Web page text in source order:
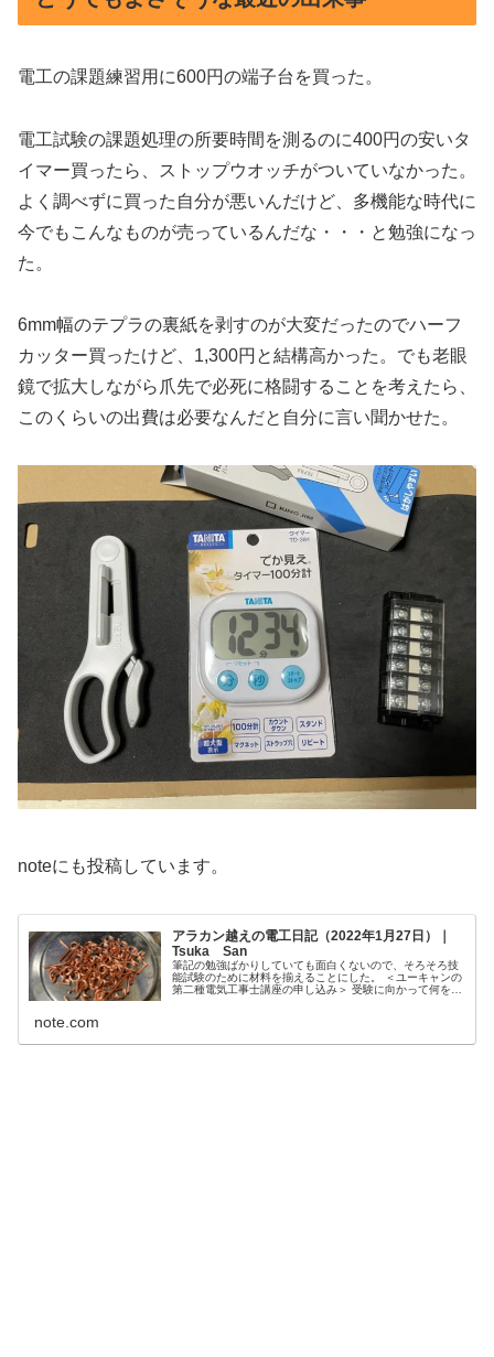
電工の課題練習用に600円の端子台を買った。
電工試験の課題処理の所要時間を測るのに400円の安いタ
イマー買ったら、ストップウオッチがついていなかった。
よく調べずに買った自分が悪いんだけど、多機能な時代に
今でもこんなものが売っているんだな・・・と勉強になっ
た。
6mm幅のテプラの裏紙を剥すのが大変だったのでハーフ
カッター買ったけど、1,300円と結構高かった。でも老眼
鏡で拡大しながら爪先で必死に格闘することを考えたら、
このくらいの出費は必要なんだと自分に言い聞かせた。
noteにも投稿しています。
アラカン越えの電工日記（2022年1月27日）｜
Tsuka San
筆記の勉強ばかりしていても面白くないので、そろそろ技
能試験のために材料を揃えることにした。 ＜ユーキャンの
第二種電気工事士講座の申し込み＞ 受験に向かって何をど
note.com